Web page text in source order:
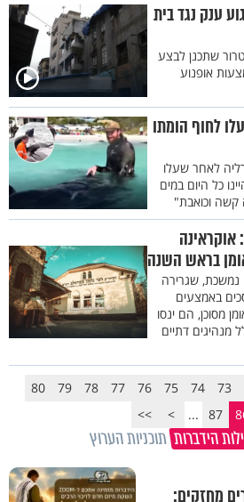
ענק נגד בית
שתכנן לבצע
אופנוע
לחוף הומתו
לאחר שעלו
כל היום במים
קשה וכואבת"
בראש השנה
נמשכת, שגרירה
באמצעים
מסוכן, הם ינסו
מנהיגים דתיים
73
74
75
76
77
78
79
80
87
...
>
>>
הידברות תוכניות הערוץ
מחזקים: